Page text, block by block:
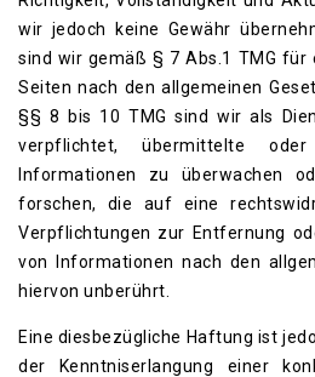
wir jedoch keine Gewähr
sind wir gemäß § 7 Abs.1 TMG für
Seiten nach den allgemeinen
§§ 8 bis 10 TMG sind wir als
verpflichtet, übermittelte
Informationen zu überwachen
forschen, die auf eine
Verpflichtungen zur Entfernung
von Informationen nach den
hiervon unberührt.
Eine diesbezügliche Haftung ist
der Kenntniserlangung einer